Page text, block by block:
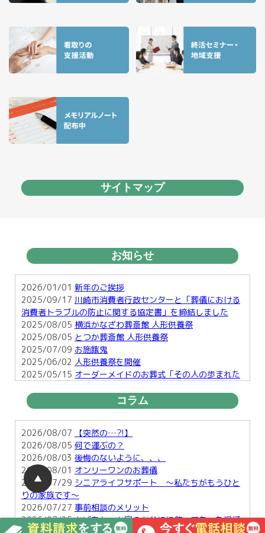
サイトマップ
お知らせ
2026/01/01 新年のご挨拶
2025/09/17 川崎市消費者行政センターと「葬儀における
消費者トラブルの防止に関する協定書」を締結しました
2025/08/05 横浜かなざわ葬斎館 人形供養祭
2025/08/05 とつか葬斎館 人形供養祭
2025/07/09 お施餓鬼
2025/06/02 人形供養祭を開催
2025/05/15 オーダーメイドのお葬式「その人の歩まれた
2025/03/25
2025/01/29 横須賀で行う明るい葬儀とは
2025/01/17 お正月のお楽しみ２
コラム
2026/08/07
【突然の…?!】
2026/08/05 何で運ぶの？
2026/08/03 後悔のないように、、、
2026/08/01 オンリーワンのお葬儀
2026/07/29 シニアライフサポート ～私たちがもうひと
りの家族です～
2026/07/27 事前相談のメリット
2026/07/25 おばあちゃん家のお盆にに飾ってあった提灯
▲